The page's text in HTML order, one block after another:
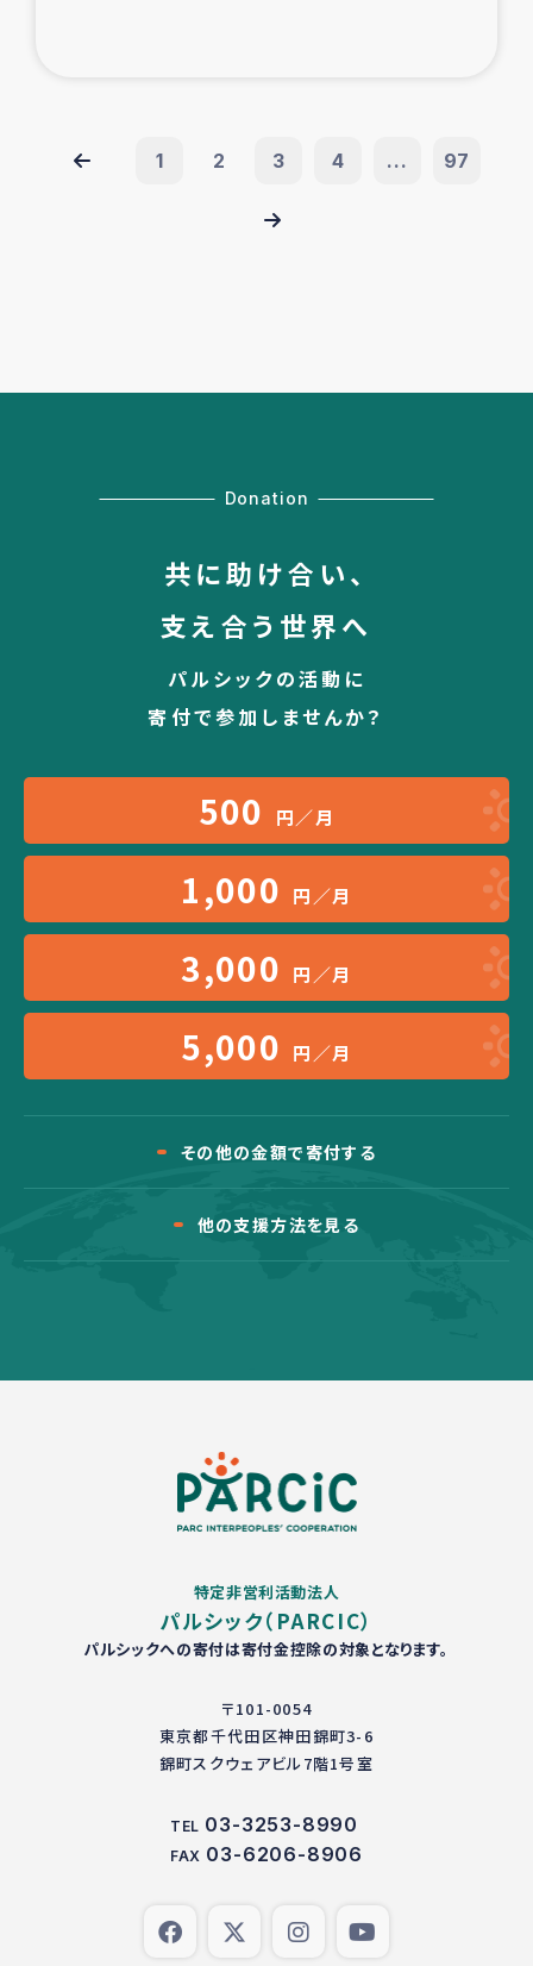
1 2 3 4 ... 97
Donation
共に助け合い、
支え合う世界へ
パルシックの活動に
寄付で参加しませんか？
500 円／月
1,000 円／月
3,000 円／月
5,000 円／月
その他の金額で寄付する
他の支援方法を見る
特定非営利活動法人
パルシック（PARCIC）
パルシックへの寄付は寄付金控除の対象となります。
〒101-0054
東京都千代田区神田錦町3-6
錦町スクウェアビル7階1号室
TEL 03-3253-8990
FAX 03-6206-8906